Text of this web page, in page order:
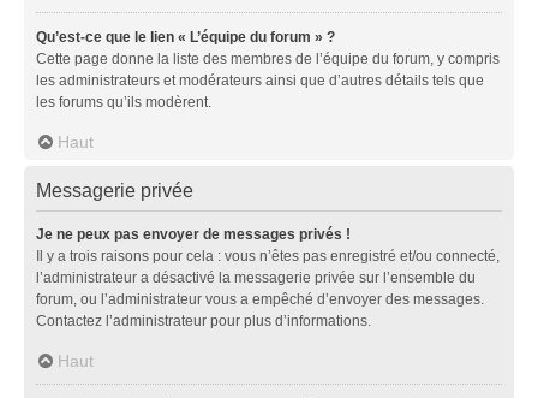
Qu’est-ce que le lien « L’équipe du forum » ?
Cette page donne la liste des membres de l’équipe du forum, y compris
les administrateurs et modérateurs ainsi que d’autres détails tels que
les forums qu’ils modèrent.
Haut
Messagerie privée
Je ne peux pas envoyer de messages privés !
Il y a trois raisons pour cela : vous n’êtes pas enregistré et/ou connecté,
l’administrateur a désactivé la messagerie privée sur l’ensemble du
forum, ou l’administrateur vous a empêché d’envoyer des messages.
Contactez l’administrateur pour plus d’informations.
Haut